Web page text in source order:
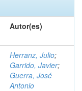
Autor(es)
Herranz, Julio;
Garrido, Javier;
Guerra, José
Antonio